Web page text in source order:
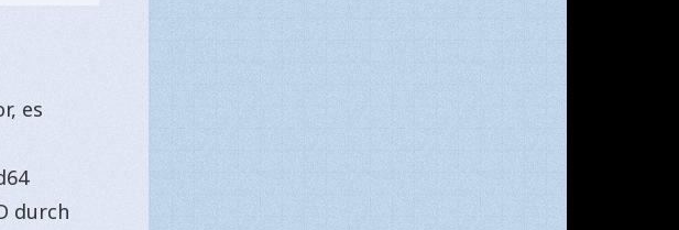
es
durch